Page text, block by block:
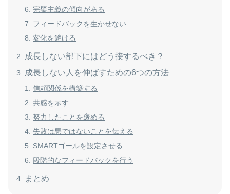
完璧主義の傾向がある
フィードバックを生かせない
変化を避ける
成長しない部下にはどう接するべき？
成長しない人を伸ばすための6つの方法
信頼関係を構築する
共感を示す
努力したことを褒める
失敗は悪ではないことを伝える
SMARTゴールを設定させる
段階的なフィードバックを行う
まとめ